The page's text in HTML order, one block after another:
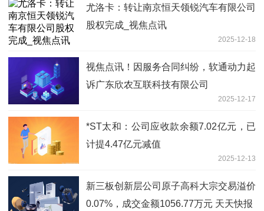
尤洛卡：转让南京恒天领锐汽车有限公司
股权完成_视焦点讯
2025-12-18
视焦点讯！因服务合同纠纷，软通动力起
诉广东欣农互联科技有限公司
2025-12-17
*ST太和：公司应收款余额7.02亿元，已
计提4.47亿元减值
2025-12-13
新三板创新层公司原子高科大宗交易溢价
0.07%，成交金额1056.77万元 天天快报